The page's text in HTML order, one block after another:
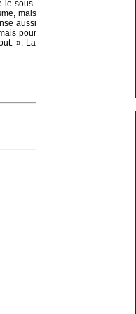
le sous-
mais
aussi
pour
». La